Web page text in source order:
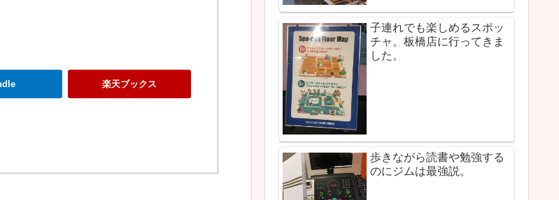
楽天ブックス
子連れでも楽しめるスポッ
チャ。板橋店に行ってきま
した。
歩きながら読書や勉強する
のにジムは最強説。